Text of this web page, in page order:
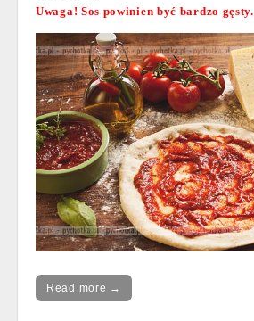
Uwaga! Sos powinien być bardzo gęsty.
Read more →